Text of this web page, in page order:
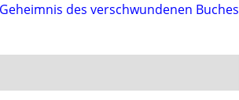
des verschwundenen Buches